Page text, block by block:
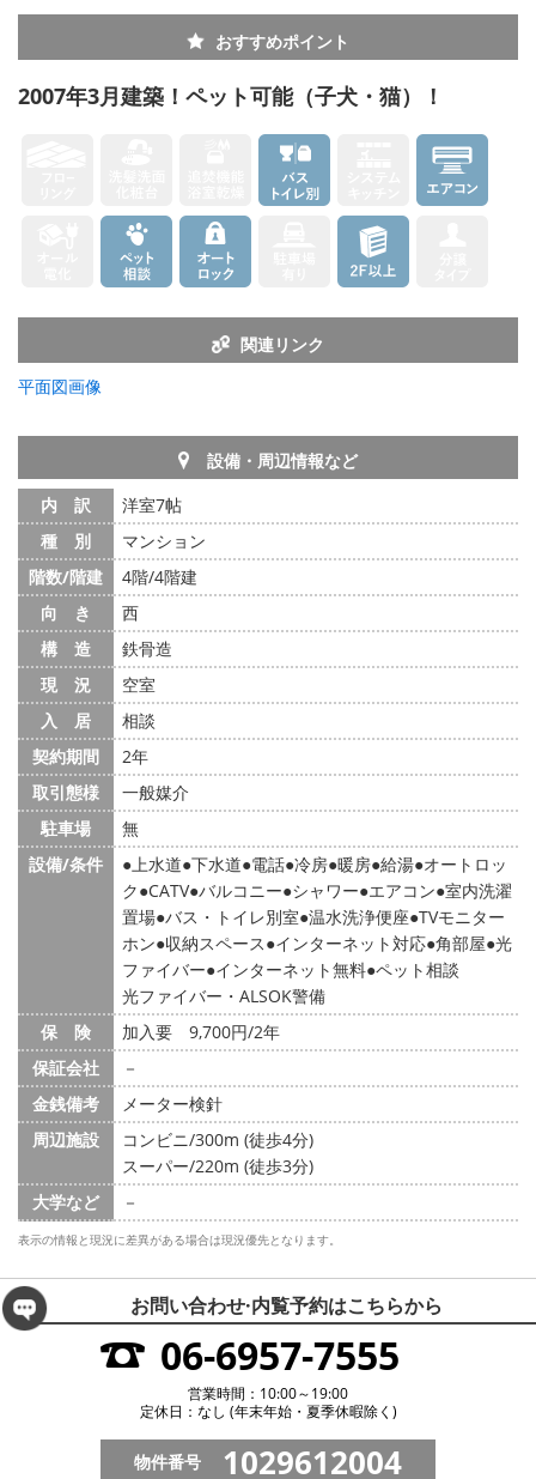
おすすめポイント
2007年3月建築！ペット可能（子犬・猫）！
関連リンク
平面図画像
設備・周辺情報など
内 訳
洋室7帖
種 別
マンション
階数/階建
4階/4階建
向 き
西
構 造
鉄骨造
現 況
空室
入 居
相談
契約期間
2年
取引態様
一般媒介
駐車場
無
設備/条件
上水道 下水道 電話 冷房 暖房 給湯 オートロッ
ク CATV バルコニー シャワー エアコン 室内洗濯
置場 バス・トイレ別室 温水洗浄便座 TVモニター
ホン 収納スペース インターネット対応 角部屋 光
ファイバー インターネット無料 ペット相談
光ファイバー・ALSOK警備
保 険
加入要 9,700円/2年
保証会社
－
金銭備考
メーター検針
周辺施設
コンビニ/300m (徒歩4分)
スーパー/220m (徒歩3分)
大学など
－
表示の情報と現況に差異がある場合は現況優先となります。
お問い合わせ·内覧予約はこちらから
06-6957-7555
営業時間：10:00～19:00
定休日：なし (年末年始・夏季休暇除く)
物件番号 1029612004